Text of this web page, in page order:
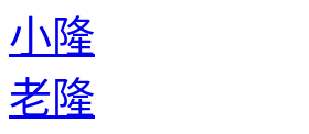
小隆
老隆